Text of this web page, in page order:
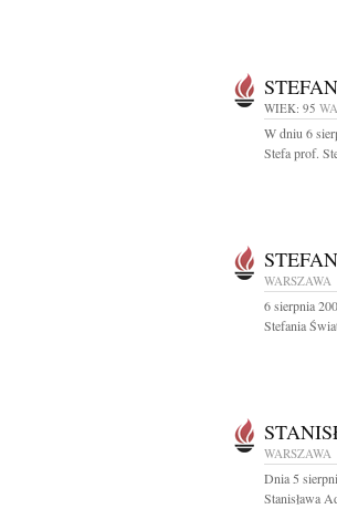
WIEK: 95
W dniu 6
Stefa prof.
WARSZAWA
6 sierpnia
Stefania
WARSZAWA
Dnia 5
Stanisława